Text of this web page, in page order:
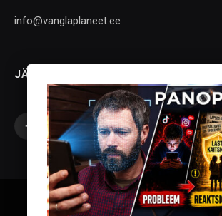
info@vanglaplaneet.ee
JÄLGI SOTSIAALMEEDIAS
Facebook
X
(Twitter)
InstagramYouTubeTelegram